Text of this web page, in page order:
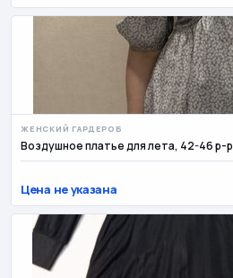
ЖЕНСКИЙ ГАРДЕРОБ
Воздушное платье для лета, 42-46 р-р
Цена не указана